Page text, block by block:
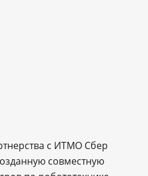
с ИТМО Сбер
совместную